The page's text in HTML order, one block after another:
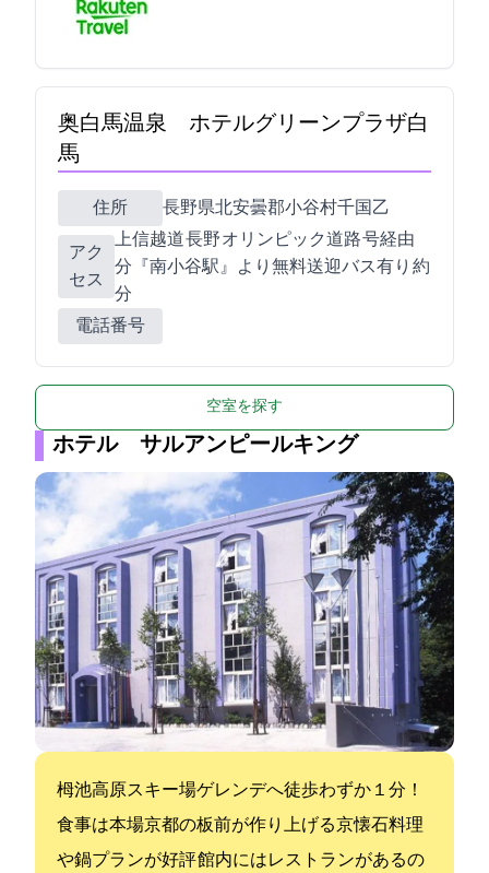
奥白馬温泉 ホテルグリーンプラザ白
馬
住所 長野県北安曇郡小谷村千国乙12860-1
アク
セス
上信越道 長野IC オリンピック道路 R148号経由90
分/『南小谷駅』より無料送迎バス有り 約20
分
電話番号
空室を探す
ホテル サルアンピールキング
栂池高原スキー場ゲレンデへ徒歩わずか１分！
食事は本場京都の板前が作り上げる京懐石料理
や鍋プランが好評 館内にはレストランがあるの